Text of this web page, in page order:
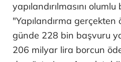
yapılandırılmasını
"Yapılandırma gerçekten
günde 228 bin başvuru
206 milyar lira borcun